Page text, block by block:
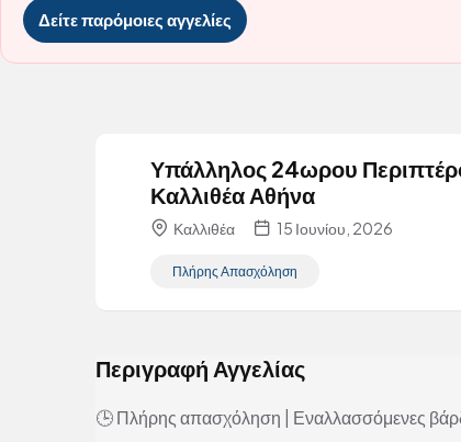
Δείτε παρόμοιες αγγελίες
Υπάλληλος 24ωρου
Καλλιθέα Αθήνα
Καλλιθέα 15 Ιουνίου, 2026
Πλήρης Απασχόληση
Περιγραφή Αγγελίας
🕒 Πλήρης απασχόληση | Εναλλασσόμενες